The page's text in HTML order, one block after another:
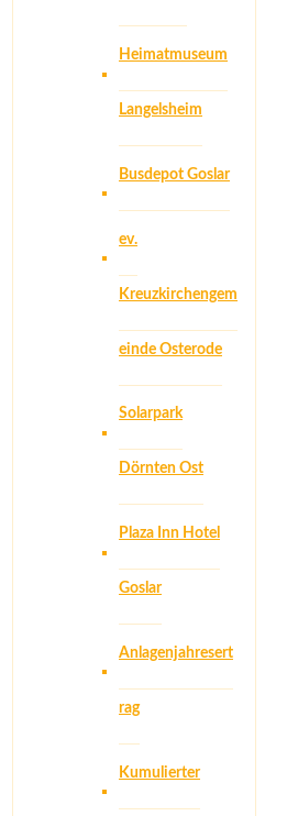
Heimatmuseum
Langelsheim
Busdepot Goslar
ev.
Kreuzkirchengem
einde Osterode
Solarpark
Dörnten Ost
Plaza Inn Hotel
Goslar
Anlagenjahresert
rag
Kumulierter